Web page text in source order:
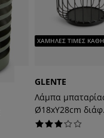
ΧΑΜΗΛΕΣ ΤΙΜΕΣ
GLENTE
Λάμπα
Ø18xΥ28cm διάφ.